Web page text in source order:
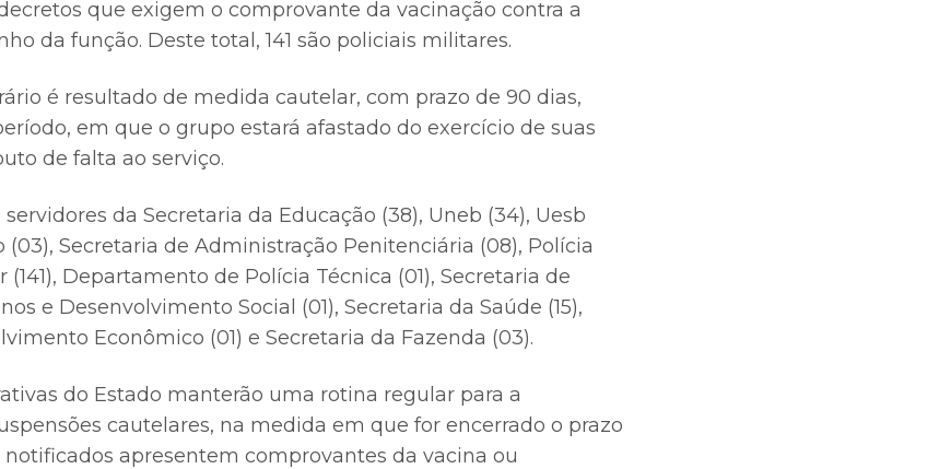
que exigem o comprovante da vacinação contra a
da função. Deste total, 141 são policiais militares.
é resultado de medida cautelar, com prazo de 90 dias,
em que o grupo estará afastado do exercício de suas
de falta ao serviço.
da Secretaria da Educação (38), Uneb (34), Uesb
(03), Secretaria de Administração Penitenciária (08), Polícia
Departamento de Polícia Técnica (01), Secretaria de
e Desenvolvimento Social (01), Secretaria da Saúde (15),
Econômico (01) e Secretaria da Fazenda (03).
do Estado manterão uma rotina regular para a
cautelares, na medida em que for encerrado o prazo
notificados apresentem comprovantes da vacina ou